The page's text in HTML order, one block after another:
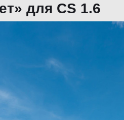
для CS 1.6